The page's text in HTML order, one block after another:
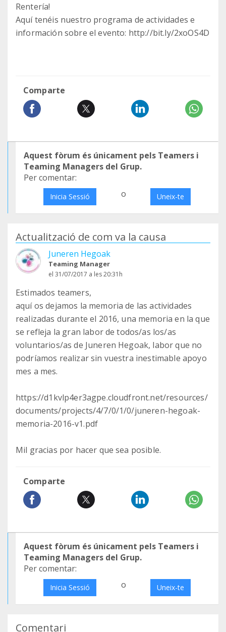
Rentería!
Aquí tenéis nuestro programa de actividades e
información sobre el evento: http://bit.ly/2xoOS4D
Comparte
Aquest fòrum és únicament pels Teamers i
Teaming Managers del Grup.
Per comentar:
Inicia Sessió o Uneix-te
Actualització de com va la causa
Juneren Hegoak
Teaming Manager
el 31/07/2017 a les 20:31h
Estimados teamers,
aquí os dejamos la memoria de las actividades
realizadas durante el 2016, una memoria en la que
se refleja la gran labor de todos/as los/as
voluntarios/as de Juneren Hegoak, labor que no
podríamos realizar sin vuestra inestimable apoyo
mes a mes.
https://d1kvlp4er3agpe.cloudfront.net/resources/
documents/projects/4/7/0/1/0/juneren-hegoak-
memoria-2016-v1.pdf
Mil gracias por hacer que sea posible.
Comparte
Aquest fòrum és únicament pels Teamers i
Teaming Managers del Grup.
Per comentar:
Inicia Sessió o Uneix-te
Comentari